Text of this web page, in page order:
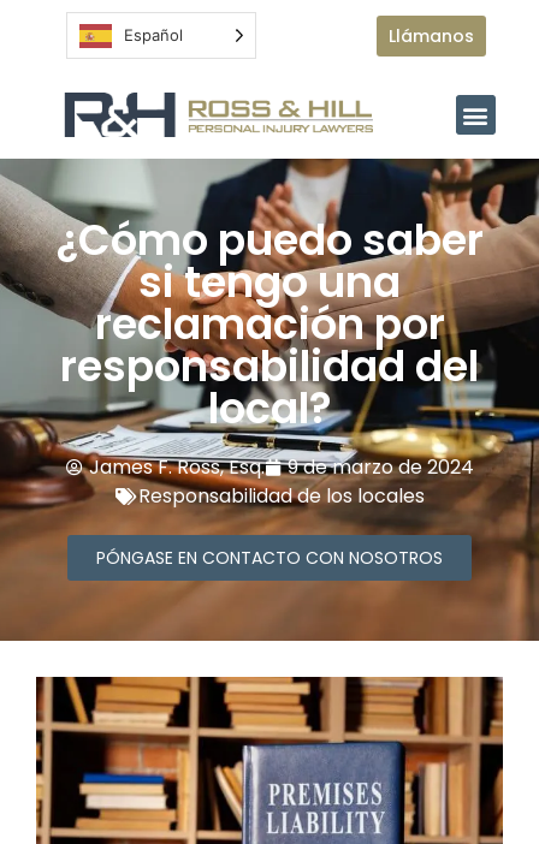
Español Llámanos
¿Cómo puedo saber
si tengo una
reclamación por
responsabilidad del
local?
James F. Ross, Esq.
9 de marzo de 2024
Responsabilidad de los locales
PÓNGASE EN CONTACTO CON NOSOTROS